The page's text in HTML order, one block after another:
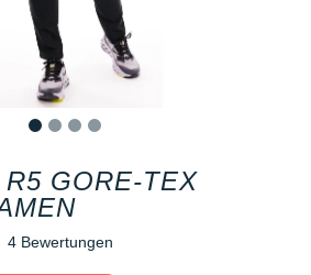
R5 GORE-TEX
4 Bewertungen